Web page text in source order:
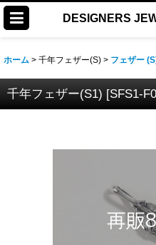
DESIGNERS
ホーム > 千年フェザー(S) > フェザー
千年フェザー(S1) [SFS1-